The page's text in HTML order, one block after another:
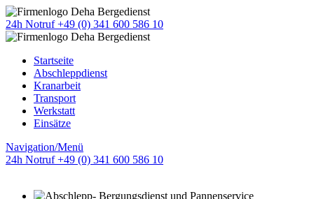
24h Notruf +49 (0) 341 600 586 10
Startseite
Abschleppdienst
Kranarbeit
Transport
Werkstatt
Einsätze
Navigation/Menü
24h Notruf +49 (0) 341 600 586 10